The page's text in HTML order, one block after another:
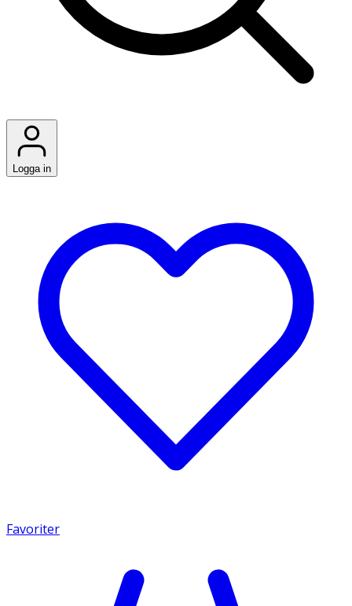
Logga in
Favoriter